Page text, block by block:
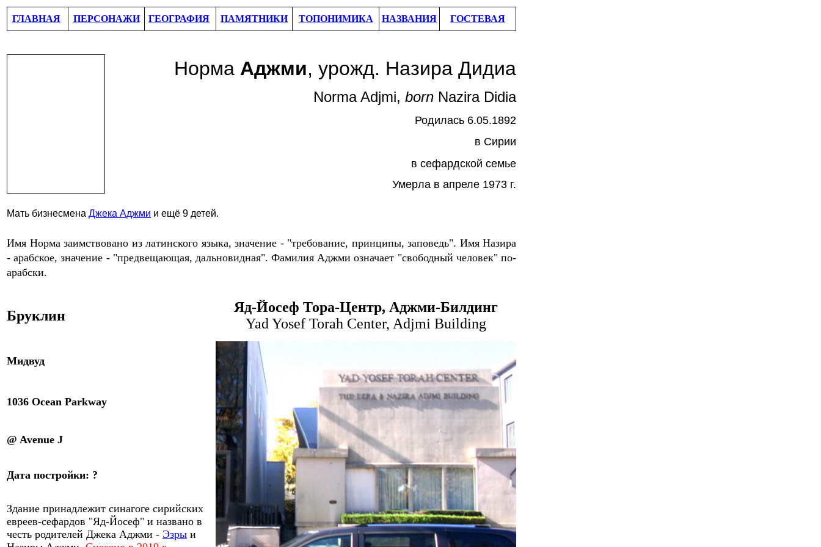
ГЛАВНАЯ ПЕРСОНАЖИ ГЕОГРАФИЯ ПАМЯТНИКИ ТОПОНИМИКА НАЗВАНИЯ ГОСТЕВАЯ
Норма Аджми, урожд. Назира Дидиа
Norma Adjmi, born Nazira Didia
Родилась 6.05.1892
в Сирии
в сефардской семье
Умерла в апреле 1973 г.
Мать бизнесмена Джека Аджми и ещё 9 детей.
Имя Норма заимствовано из латинского языка, значение - "требование, принципы, заповедь". Имя Назира
- арабское, значение - "предвещающая, дальновидная".ФамилияАджми означает "свободный человек" по-
арабски.
Бруклин
Яд-Йосеф Тора-Центр, Аджми-Билдинг
Yad Yosef Torah Center, Adjmi Building
Мидвуд
1036 Ocean Parkway
@ Avenue J
Дата постройки: ?
Здание принадлежит синагоге сирийских
евреев-сефардов "Яд-Йосеф" и названо в
честь родителей Джека Аджми - Эзры и